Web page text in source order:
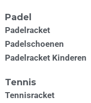
Padel
Padelracket
Padelschoenen
Padelracket Kinderen
Tennis
Tennisracket